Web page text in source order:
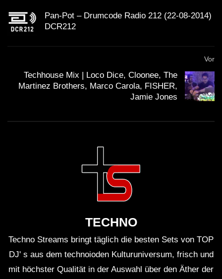
Pan-Pot – Drumcode Radio 212 (22-08-2014)
DCR212
Vor
Techhouse Mix | Loco Dice, Cloonee, The
Martinez Brothers, Marco Carola, FISHER,
Jamie Jones
TECHNO
Techno Streams bringt täglich die besten Sets von TOP
DJ' s aus dem technoioden Kulturuniversum, frisch und
mit höchster Qualität in der Auswahl über den Äther der